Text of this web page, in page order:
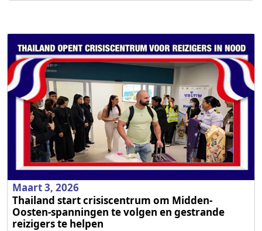
Maart 3, 2026
Thailand start crisiscentrum om Midden-
Oosten‑spanningen te volgen en gestrande
reizigers te helpen